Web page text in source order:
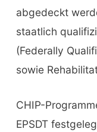
abgedeckt
staatlich
(Federally
sowie
CHIP-
EPSDT